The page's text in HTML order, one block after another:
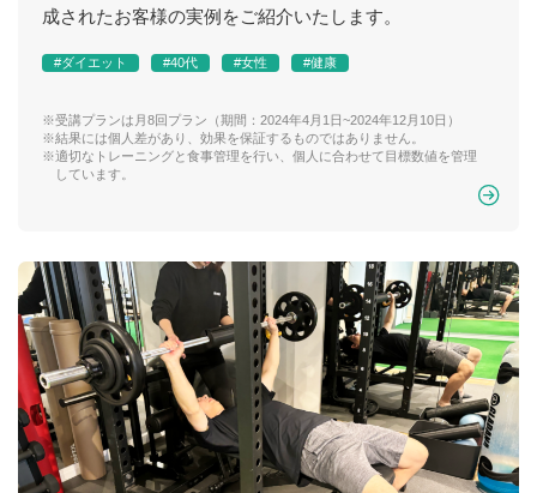
成されたお客様の実例をご紹介いたします。
#ダイエット #40代 #女性 #健康
※受講プランは月8回プラン（期間：2024年4月1日~2024年12月10日）
※結果には個人差があり、効果を保証するものではありません。
※適切なトレーニングと食事管理を行い、個人に合わせて目標数値を管理
しています。